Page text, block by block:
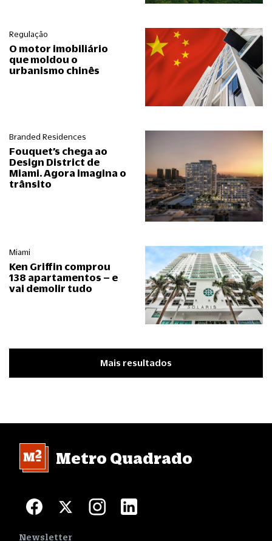
Regulação
O motor imobiliário
que moldou o
urbanismo chinês
Branded Residences
Fouquet’s chega ao
Design District de
Miami. Agora imagina o
trânsito
Miami
Ken Griffin comprou
138 apartamentos – e
vai demolir tudo
Mais resultados
Metro Quadrado
Newsletter